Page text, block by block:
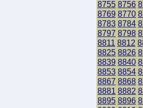
8755 8756
8769 8770
8783 8784
8797 8798
8811 8812
8825 8826
8839 8840
8853 8854
8867 8868
8881 8882
8895 8896